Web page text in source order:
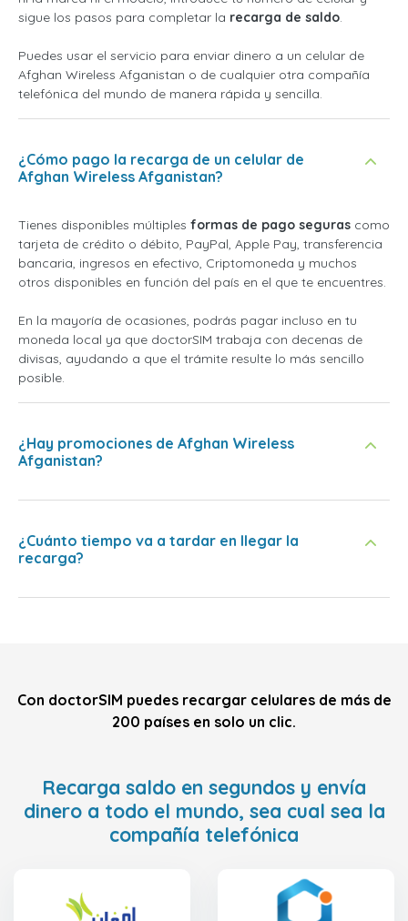
sigue los pasos para completar la recarga de saldo.
Puedes usar el servicio para enviar dinero a un celular de
Afghan Wireless Afganistan o de cualquier otra compañía
telefónica del mundo de manera rápida y sencilla.
¿Cómo pago la recarga de un celular de
Afghan Wireless Afganistan?
Tienes disponibles múltiples formas de pago seguras como
tarjeta de crédito o débito, PayPal, Apple Pay, transferencia
bancaria, ingresos en efectivo, Criptomoneda y muchos
otros disponibles en función del país en el que te encuentres.
En la mayoría de ocasiones, podrás pagar incluso en tu
moneda local ya que doctorSIM trabaja con decenas de
divisas, ayudando a que el trámite resulte lo más sencillo
posible.
¿Hay promociones de Afghan Wireless
Afganistan?
¿Cuánto tiempo va a tardar en llegar la
recarga?
Con doctorSIM puedes recargar celulares de más de
200 países en solo un clic.
Recarga saldo en segundos y envía
dinero a todo el mundo, sea cual sea la
compañía telefónica